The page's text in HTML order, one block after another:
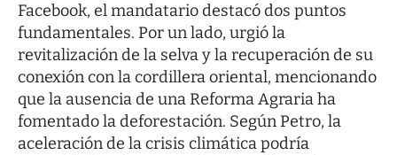
Facebook, el mandatario destacó dos puntos
fundamentales. Por un lado, urgió la
revitalización de la selva y la recuperación de su
conexión con la cordillera oriental, mencionando
que la ausencia de una Reforma Agraria ha
fomentado la deforestación. Según Petro, la
aceleración de la crisis climática podría